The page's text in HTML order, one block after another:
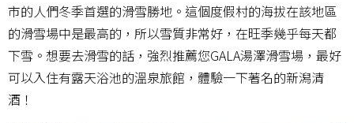
市的人們冬季首選的滑雪勝地。這個度假村的海拔在該地區
的滑雪場中是最高的，所以雪質非常好，在旺季幾乎每天都
下雪。想要去滑雪的話，強烈推薦您GALA湯澤滑雪場，最好
可以入住有露天浴池的溫泉旅館，體驗一下著名的新潟清
酒！